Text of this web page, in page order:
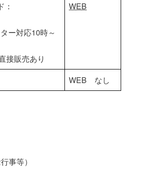
ー対応10時～
接販売あり
WEB
WEB なし
事等）